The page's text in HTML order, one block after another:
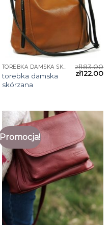
TOREBKA DAMSKA SKÓRZANA
torebka damska
skórzana
zł183.00
zł122.00
Promocja!